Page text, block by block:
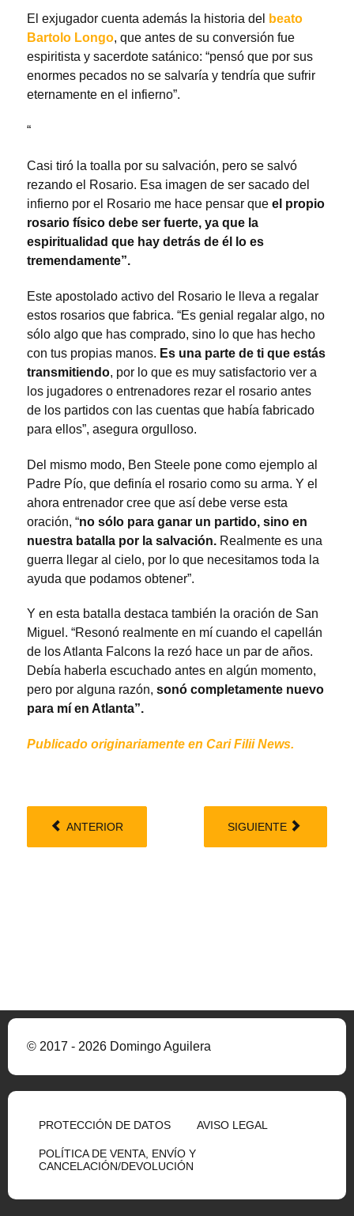
El exjugador cuenta además la historia del
beato
Bartolo Longo, que antes de su conversión fue
espiritista y sacerdote satánico: “pensó que por sus
enormes pecados no se salvaría y tendría que sufrir
eternamente en el infierno”.
“
Casi tiró la toalla por su salvación, pero se salvó
rezando el Rosario. Esa imagen de ser sacado del
infierno por el Rosario me hace pensar que el propio
rosario físico debe ser fuerte, ya que la
espiritualidad que hay detrás de él lo es
tremendamente”.
Este apostolado activo del Rosario le lleva a regalar
estos rosarios que fabrica. “Es genial regalar algo, no
sólo algo que has comprado, sino lo que has hecho
con tus propias manos. Es una parte de ti que estás
transmitiendo, por lo que es muy satisfactorio ver a
los jugadores o entrenadores rezar el rosario antes
de los partidos con las cuentas que había fabricado
para ellos”, asegura orgulloso.
Del mismo modo, Ben Steele pone como ejemplo al
Padre Pío, que definía el rosario como su arma. Y el
ahora entrenador cree que así debe verse esta
oración, “no sólo para ganar un partido, sino en
nuestra batalla por la salvación. Realmente es una
guerra llegar al cielo, por lo que necesitamos toda la
ayuda que podamos obtener”.
Y en esta batalla destaca también la oración de San
Miguel. “Resonó realmente en mí cuando el capellán
de los Atlanta Falcons la rezó hace un par de años.
Debía haberla escuchado antes en algún momento,
pero por alguna razón, sonó completamente nuevo
para mí en Atlanta”.
Publicado originariamente en Cari Filii News.
ANTERIOR SIGUIENTE
© 2017 - 2026 Domingo Aguilera
PROTECCIÓN DE DATOS AVISO LEGAL
POLÍTICA DE VENTA, ENVÍO Y
CANCELACIÓN/DEVOLUCIÓN